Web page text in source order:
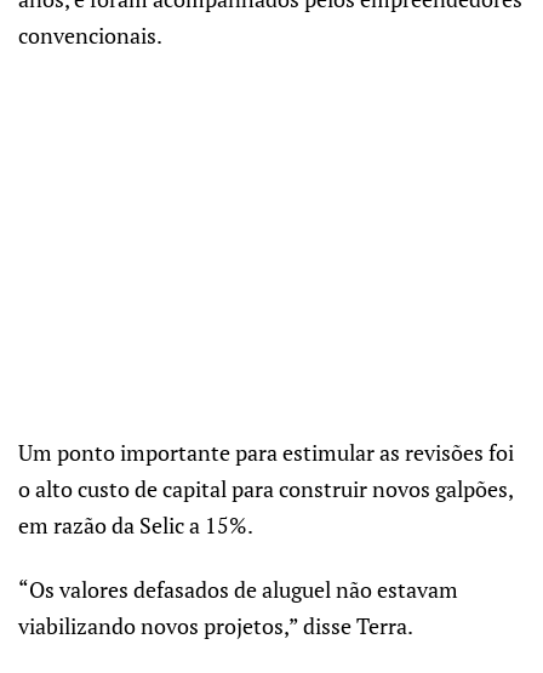
convencionais.
Um ponto importante para estimular as revisões foi
o alto custo de capital para construir novos galpões,
em razão da Selic a 15%.
“Os valores defasados de aluguel não estavam
viabilizando novos projetos,” disse Terra.